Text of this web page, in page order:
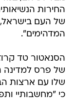
החירות
של העם בישראל,
המדהימים".
הסנאטור טד
של פרס למדינה
שלו עם ארצות
כי "מחשבותיי